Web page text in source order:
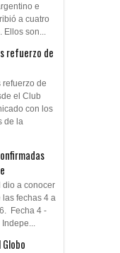
e
a cuatro
Ellos son...
refuerzo de
refuerzo de
el Club
con los
de la
dio a conocer
las fechas 4 a
Fecha 4 -